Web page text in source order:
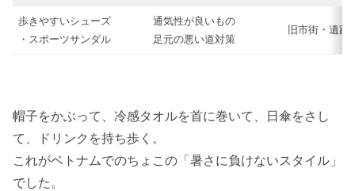
歩きやすいシューズ
・スポーツサンダル
通気性が良いもの
足元の悪い道対策
旧市街・遺跡
帽子をかぶって、冷感タオルを首に巻いて、日傘をさし
て、ドリンクを持ち歩く。
これがベトナムでのちょこの「暑さに負けないスタイル」
でした。